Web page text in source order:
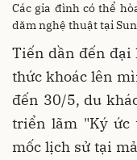
Các gia đình có thể
dăm nghệ thuật tại
Tiến dần đến đại
thức khoác lên
đến 30/5, du
triển lãm "Ký ức
mốc lịch sử tại